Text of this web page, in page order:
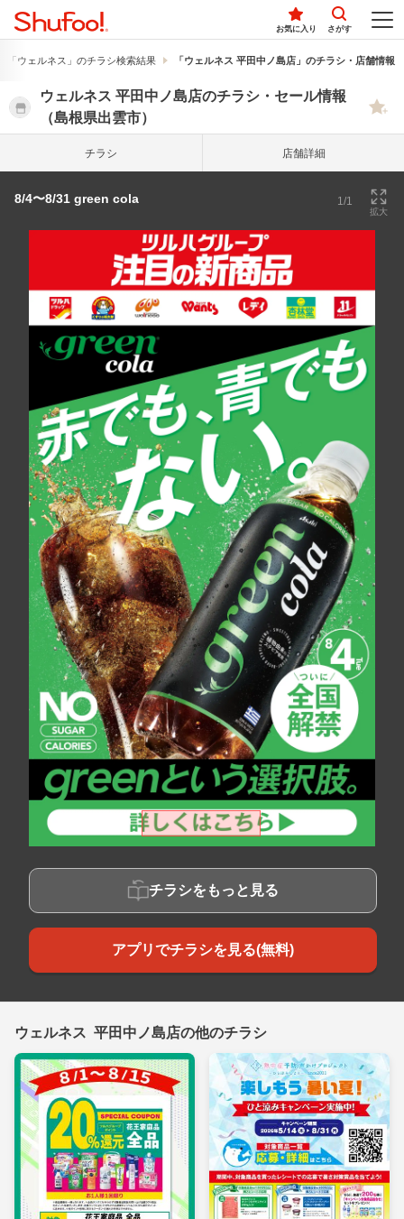
お気に入り さがす
「ウェルネス」のチラシ検索結果 「ウェルネス 平田中ノ島店」のチラシ・店舗情報
ウェルネス 平田中ノ島店のチラシ・セール情報
（島根県出雲市）
チラシ 店舗詳細
8/4〜8/31 green cola 1/1
拡大
チラシをもっと見る
アプリでチラシを見る(無料)
ウェルネス 平田中ノ島店の他のチラシ